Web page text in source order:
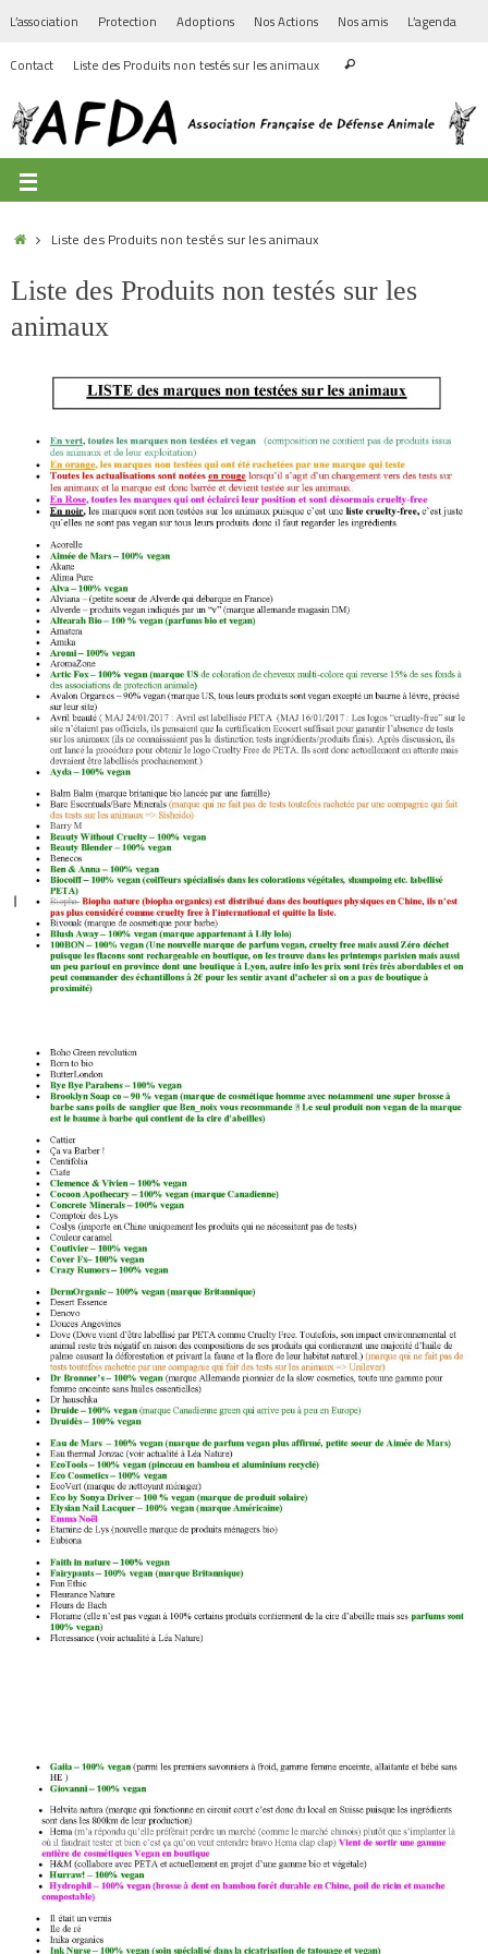
L’association Protection Adoptions Nos Actions Nos amis L’agenda
Contact Liste des Produits non testés sur les animaux
Liste des Produits non testés sur les animaux
Liste des Produits non testés sur les
animaux